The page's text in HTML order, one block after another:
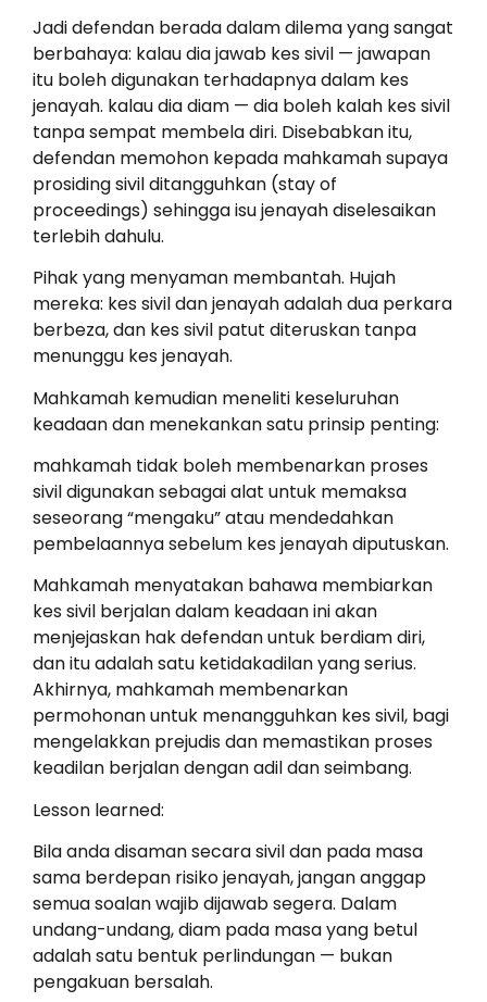
Jadi defendan berada dalam dilema yang sangat
berbahaya: kalau dia jawab kes sivil — jawapan
itu boleh digunakan terhadapnya dalam kes
jenayah. kalau dia diam — dia boleh kalah kes sivil
tanpa sempat membela diri. Disebabkan itu,
defendan memohon kepada mahkamah supaya
prosiding sivil ditangguhkan (stay of
proceedings) sehingga isu jenayah diselesaikan
terlebih dahulu.
Pihak yang menyaman membantah. Hujah
mereka: kes sivil dan jenayah adalah dua perkara
berbeza, dan kes sivil patut diteruskan tanpa
menunggu kes jenayah.
Mahkamah kemudian meneliti keseluruhan
keadaan dan menekankan satu prinsip penting:
mahkamah tidak boleh membenarkan proses
sivil digunakan sebagai alat untuk memaksa
seseorang “mengaku” atau mendedahkan
pembelaannya sebelum kes jenayah diputuskan.
Mahkamah menyatakan bahawa membiarkan
kes sivil berjalan dalam keadaan ini akan
menjejaskan hak defendan untuk berdiam diri,
dan itu adalah satu ketidakadilan yang serius.
Akhirnya, mahkamah membenarkan
permohonan untuk menangguhkan kes sivil, bagi
mengelakkan prejudis dan memastikan proses
keadilan berjalan dengan adil dan seimbang.
Lesson learned:
Bila anda disaman secara sivil dan pada masa
sama berdepan risiko jenayah, jangan anggap
semua soalan wajib dijawab segera. Dalam
undang-undang, diam pada masa yang betul
adalah satu bentuk perlindungan — bukan
pengakuan bersalah.